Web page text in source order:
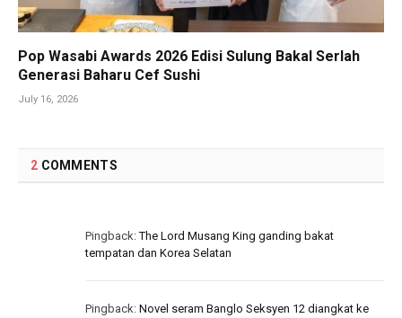
Pop Wasabi Awards 2026 Edisi Sulung Bakal Serlah
Generasi Baharu Cef Sushi
July 16, 2026
2 COMMENTS
Pingback:The Lord Musang King ganding bakat
tempatan dan Korea Selatan
Pingback: Novel seram Banglo Seksyen 12 diangkat ke